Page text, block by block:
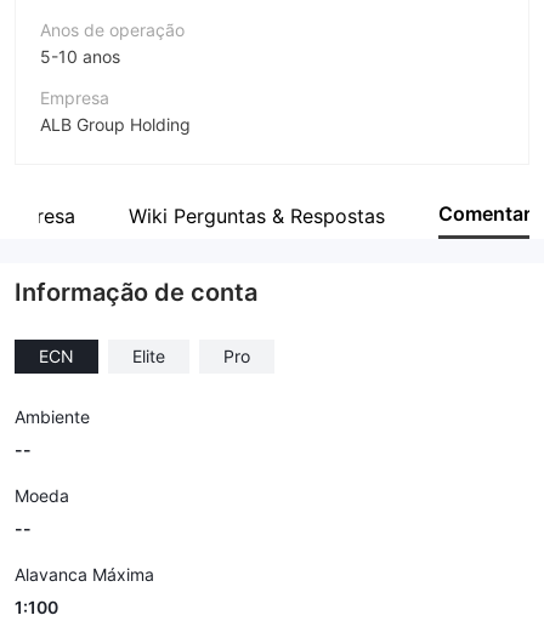
Anos de operação
5-10 anos
Empresa
ALB Group Holding
Funcionário da empresa
Wiki Perguntas & Respostas Comentar
Informação de conta
ECN Elite Pro
Ambiente
--
Moeda
--
Alavanca Máxima
1:100